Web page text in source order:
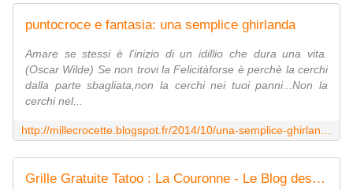
puntocroce e fantasia: una semplice ghirlanda
Amare se stessi è l'inizio di un idillio che dura una vita.
(Oscar Wilde) Se non trovi la Felicitàforse è perchè la cerchi
dalla parte sbagliata,non la cerchi nei tuoi panni...Non la
cerchi nel...
Grille Gratuite Tatoo : La Couronne - Le Blog des Dames